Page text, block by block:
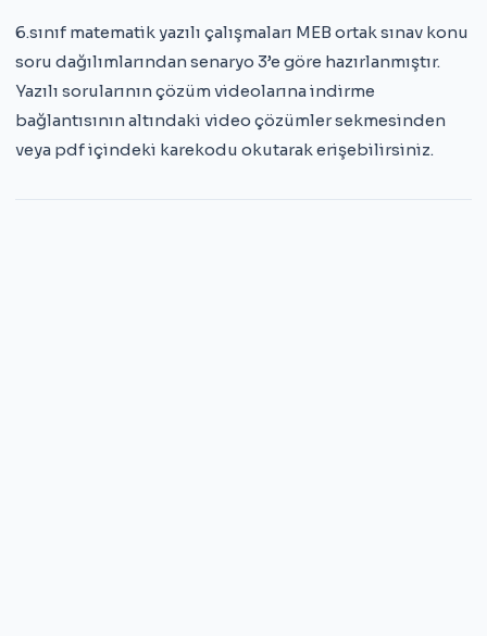
6.sınıf matematik yazılı çalışmaları MEB ortak sınav konu
soru dağılımlarından senaryo 3’e göre hazırlanmıştır.
Yazılı sorularının çözüm videolarına indirme
bağlantısının altındaki video çözümler sekmesinden
veya pdf içindeki karekodu okutarak erişebilirsiniz.